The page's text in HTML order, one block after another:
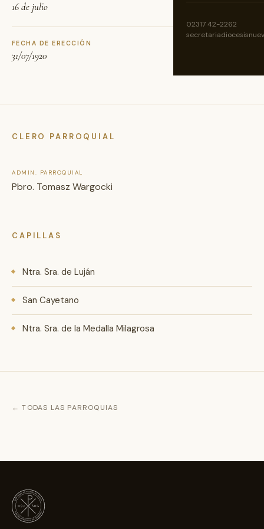
02317 42-2262
16 de julio
FECHA DE ERECCIÓN
31/07/1920
CLERO PARROQUIAL
ADMIN. PARROQUIAL
Pbro. Tomasz Wargocki
CAPILLAS
Ntra. Sra. de Luján
San Cayetano
Ntra. Sra. de la Medalla Milagrosa
← TODAS LAS PARROQUIAS